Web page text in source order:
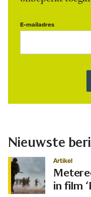
E-mailadres
Nieuwste
Artikel
in film